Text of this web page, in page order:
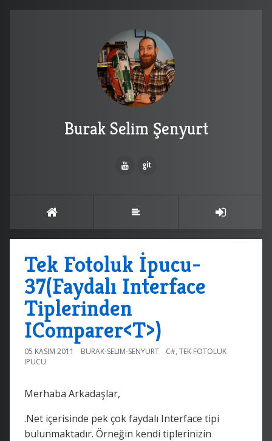
Burak Selim Şenyurt
Tek Fotoluk İpucu-
37(Faydalı Interface
Tiplerinden
IComparer<T>)
05 KASIM 2011 BURAK-SELIM-SENYURT C#, TEK FOTOLUK
IPUCU
Merhaba Arkadaşlar,
.Net içerisinde pek çok faydalı Interface tipi
bulunmaktadır. Örneğin kendi tiplerinizin